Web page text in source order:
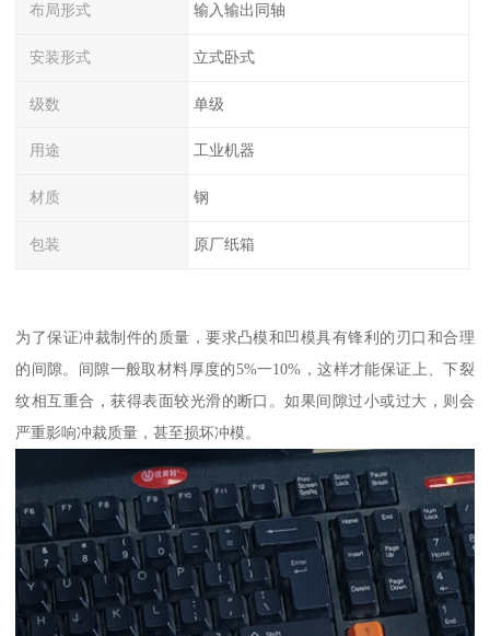
布局形式 输入输出同轴
安装形式 立式卧式
级数 单级
用途 工业机器
材质 钢
包装 原厂纸箱
为了保证冲裁制件的质量，要求凸模和凹模具有锋利的刃口和合理
的间隙。间隙一般取材料厚度的5%一10%，这样才能保证上、下裂
纹相互重合，获得表面较光滑的断口。如果间隙过小或过大，则会
严重影响冲裁质量，甚至损坏冲模。